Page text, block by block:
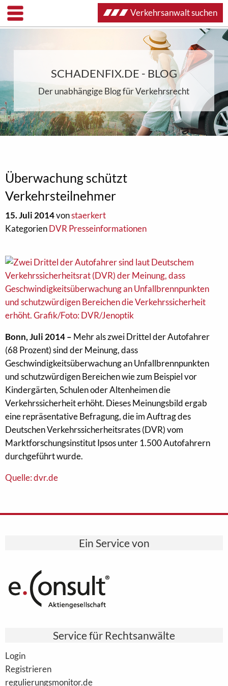
SCHADENFIX.DE - BLOG
Der unabhängige Blog für Verkehrsrecht
Überwachung schützt
Verkehrsteilnehmer
15. Juli 2014vonstaerkert
KategorienDVR Presseinformationen
Bonn, Juli 2014 – Mehr als zwei Drittel der Autofahrer
(68 Prozent) sind der Meinung, dass
Geschwindigkeitsüberwachung an Unfallbrennpunkten
und schutzwürdigen Bereichen wie zum Beispiel vor
Kindergärten, Schulen oder Altenheimen die
Verkehrssicherheit erhöht. Dieses Meinungsbild ergab
eine repräsentative Befragung, die im Auftrag des
Deutschen Verkehrssicherheitsrates (DVR) vom
Marktforschungsinstitut Ipsos unter 1.500 Autofahrern
durchgeführt wurde.
Quelle: dvr.de
Ein Service von
Service für Rechtsanwälte
Login
Registrieren
regulierungsmonitor.de
Verkehrsanwalt suchen